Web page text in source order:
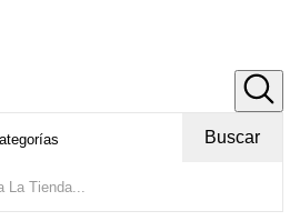
Buscar